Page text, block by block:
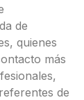
de
quienes
más
de